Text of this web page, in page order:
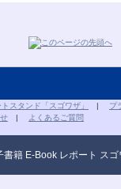
スタンド「スゴワザ」 | プ
| よくあるご質問
籍 E-Book レポート ス